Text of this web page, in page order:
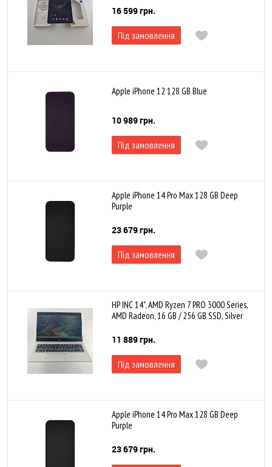
16 599 грн.
Під замовлення
Apple iPhone 12 128 GB Blue
10 989 грн.
Під замовлення
Apple iPhone 14 Pro Max 128 GB Deep
Purple
23 679 грн.
Під замовлення
HP INC 14", AMD Ryzen 7 PRO 3000 Series,
AMD Radeon, 16 GB / 256 GB SSD, Silver
11 889 грн.
Під замовлення
Apple iPhone 14 Pro Max 128 GB Deep
Purple
23 679 грн.